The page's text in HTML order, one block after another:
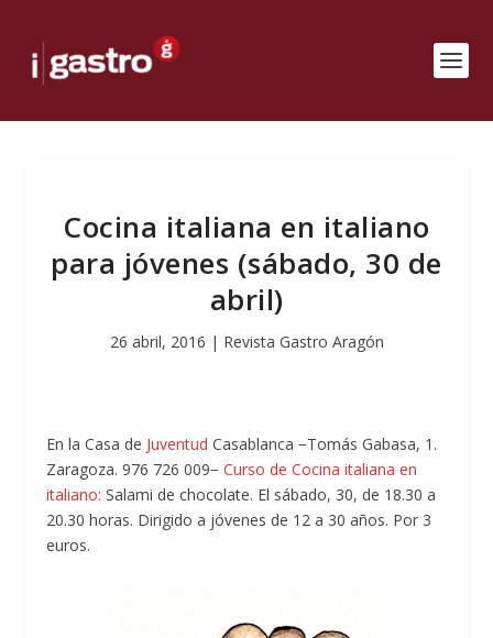
Cocina italiana en italiano
para jóvenes (sábado, 30 de
abril)
26 abril, 2016 | Revista Gastro Aragón
En la Casa de JuventudCasablanca −Tomás Gabasa, 1.
Zaragoza. 976 726 009−Curso de Cocina italiana en
italiano: Salami de chocolate. El sábado, 30, de 18.30 a
20.30 horas. Dirigido a jóvenes de 12 a 30 años. Por 3
euros.